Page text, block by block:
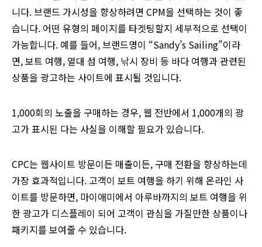
니다. 브랜드 가시성을 향상하려면 CPM을 선택하는 것이 좋
습니다. 어떤 유형의 페이지를 타겟팅할지 세부적으로 선택이
가능합니다. 예를 들어, 브랜드명이 “Sandy’s Sailing”이라
면, 보트 여행, 열대 섬 여행, 낚시 장비 등 바다 여행과 관련된
상품을 광고하는 사이트에 표시될 것입니다.
1,000회의 노출을 구매하는 경우, 웹 전반에서 1,000개의 광
고가 표시된 다는 사실을 이해할 필요가 있습니다.
CPC는 웹사이트 방문이든 매출이든, 구매 전환을 향상하는데
가장 효과적입니다. 고객이 보트 여행을 하기 위해 온라인 사
이트를 방문하면, 마이애미에서 아루바까지의 보트 여행을 위
한 광고가 디스플레이 되어 고객이 관심을 가질만한 상품이나
패키지를 보여줄 수 있습니다.